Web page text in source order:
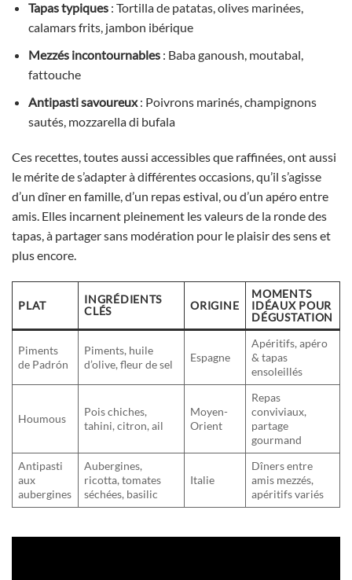
Tapas typiques: Tortilla de patatas, olives marinées,
calamars frits, jambon ibérique
Mezzés incontournables: Baba ganoush, moutabal,
fattouche
Antipasti savoureux: Poivrons marinés, champignons
sautés, mozzarella di bufala
Ces recettes, toutes aussi accessibles que raffinées, ont aussi
le mérite de s’adapter à différentes occasions, qu’il s’agisse
d’un dîner en famille, d’un repas estival, ou d’un apéro entre
amis. Elles incarnent pleinement les valeurs de la ronde des
tapas, à partager sans modération pour le plaisir des sens et
plus encore.
PLAT
INGRÉDIENTS
CLÉS
ORIGINE
MOMENTS
IDÉAUX POUR
DÉGUSTATION
Piments
de Padrón
Piments, huile
d’olive, fleur de sel
Espagne
Apéritifs, apéro
& tapas
ensoleillés
Houmous
Pois chiches,
tahini, citron, ail
Moyen-
Orient
Repas
conviviaux,
partage
gourmand
Antipasti
aux
aubergines
Aubergines,
ricotta, tomates
séchées, basilic
Italie
Dîners entre
amis mezzés,
apéritifs variés